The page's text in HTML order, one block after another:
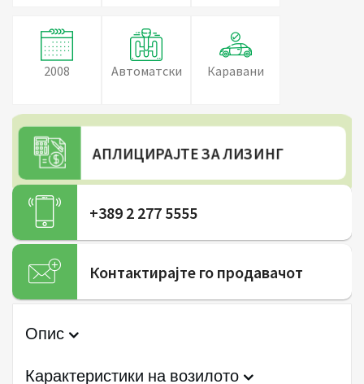
2008 Автоматски Каравани
АПЛИЦИРАЈТЕ ЗА ЛИЗИНГ
+389 2 277 5555
Контактирајте го продавачот
Опис
Карактеристики на возилото